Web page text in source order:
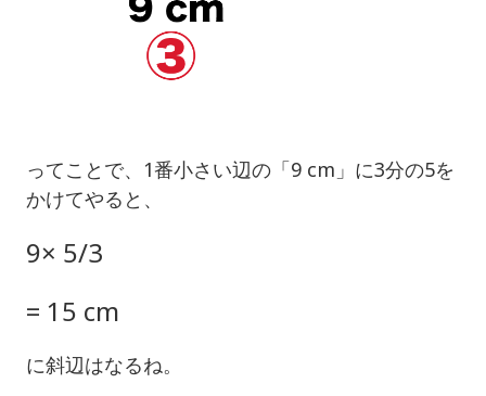
ってことで、1番小さい辺の「9 cm」に3分の5を
かけてやると、
9× 5/3
= 15 cm
に斜辺はなるね。